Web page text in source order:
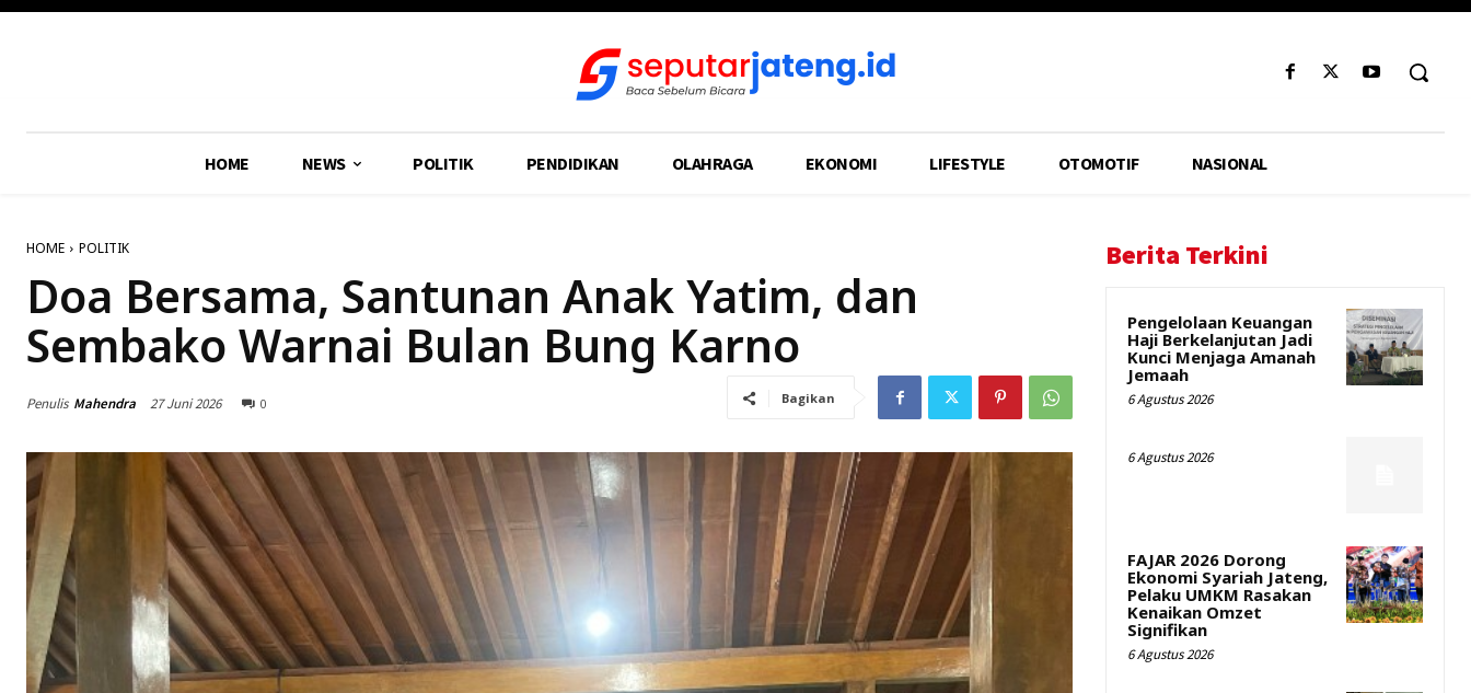
HOME NEWS POLITIK PENDIDIKAN OLAHRAGA EKONOMI LIFESTYLE OTOMOTIF NASIONAL
HOME POLITIK
Doa Bersama, Santunan Anak Yatim, dan
Sembako Warnai Bulan Bung Karno
Penulis Mahendra 27 Juni 2026 0 Bagikan
Berita Terkini
Pengelolaan Keuangan
Haji Berkelanjutan Jadi
Kunci Menjaga Amanah
Jemaah
6 Agustus 2026
6 Agustus 2026
FAJAR 2026 Dorong
Ekonomi Syariah Jateng,
Pelaku UMKM Rasakan
Kenaikan Omzet
Signifikan
6 Agustus 2026